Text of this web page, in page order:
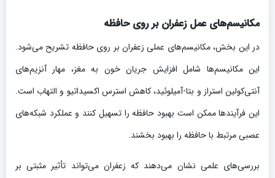
مکانیسم‌های عمل زعفران بر روی حافظه
در این بخش، مکانیسم‌های عملی زعفران بر روی حافظه تشریح می‌شود.
این مکانیسم‌ها شامل افزایش جریان خون به مغز، مهار آنزیم‌های
آنتی‌کولین استراز و بتا-آمیلوئید، کاهش استرس اکسیداتیو و التهاب است.
این فرآیندها ممکن است بهبود حافظه را تسهیل کنند و عملکرد شبکه‌های
عصبی مرتبط با حافظه را بهبود بخشند.
بررسی‌های علمی نشان می‌دهند که زعفران می‌تواند تأثیر مثبتی بر